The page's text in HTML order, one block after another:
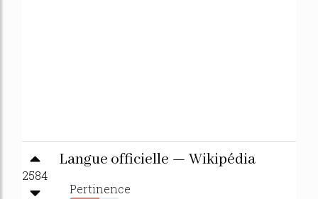
2584
Langue officielle — Wikipédia
Pertinence